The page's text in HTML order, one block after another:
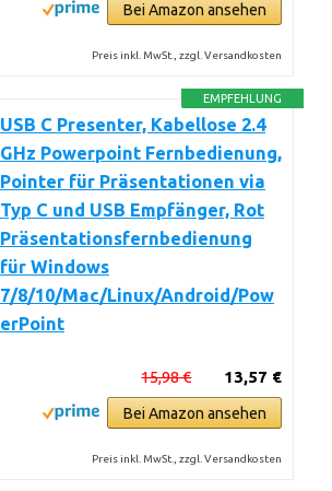
Bei Amazon ansehen
Preis inkl. MwSt., zzgl. Versandkosten
EMPFEHLUNG
USB C Presenter, Kabellose 2.4
GHz Powerpoint Fernbedienung,
Pointer für Präsentationen via
Typ C und USB Empfänger, Rot
Präsentationsfernbedienung
für Windows
7/8/10/Mac/Linux/Android/Pow
erPoint
13,57 €
15,98 €
Bei Amazon ansehen
Preis inkl. MwSt., zzgl. Versandkosten